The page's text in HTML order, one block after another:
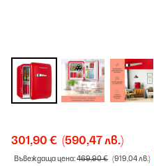
301,90 € (590,47 лв.)
Въвеждаща цена:469,90 € (919,04 лв.)